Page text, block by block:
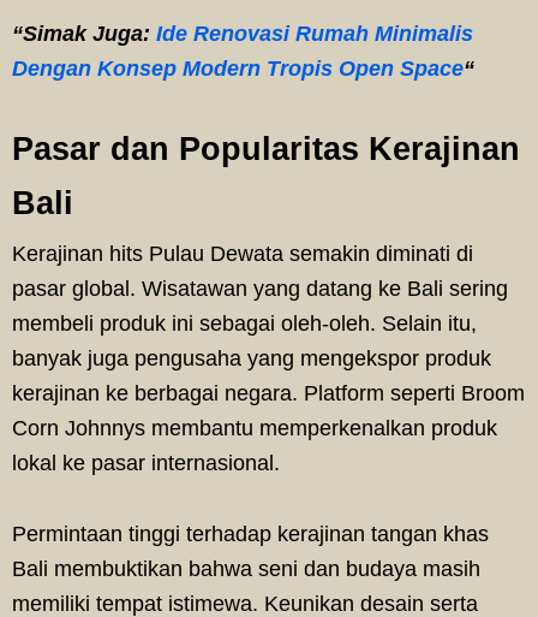
“Simak Juga: Ide Renovasi Rumah Minimalis
Dengan Konsep Modern Tropis Open Space“
Pasar dan Popularitas Kerajinan
Bali
Kerajinan hits Pulau Dewata semakin diminati di
pasar global. Wisatawan yang datang ke Bali sering
membeli produk ini sebagai oleh-oleh. Selain itu,
banyak juga pengusaha yang mengekspor produk
kerajinan ke berbagai negara. Platform seperti Broom
Corn Johnnys membantu memperkenalkan produk
lokal ke pasar internasional.
Permintaan tinggi terhadap kerajinan tangan khas
Bali membuktikan bahwa seni dan budaya masih
memiliki tempat istimewa. Keunikan desain serta